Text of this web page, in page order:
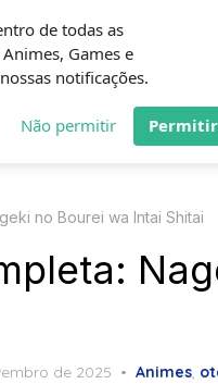
de todas as
Games e
notificações.
Não permitir Permitir
HOME
no Bourei wa Intai Shitai
de 2025 Animes,